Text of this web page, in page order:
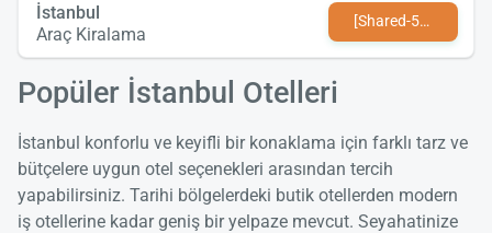
İstanbul
Araç Kiralama
[Shared-589-tr-TR value not found]
Popüler İstanbul Otelleri
İstanbul konforlu ve keyifli bir konaklama için farklı tarz ve
bütçelere uygun otel seçenekleri arasından tercih
yapabilirsiniz. Tarihi bölgelerdeki butik otellerden modern
iş otellerine kadar geniş bir yelpaze mevcut. Seyahatinize